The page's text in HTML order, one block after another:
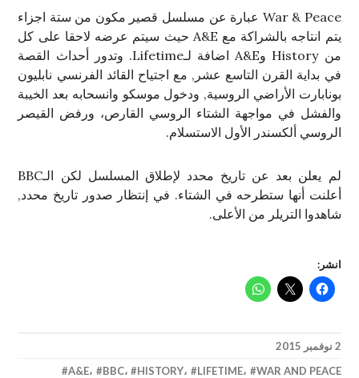
War & Peace عبارة عن مسلسل قصير مكون من ستة اجزاء
يتم انتاجه بالشراكة مع A&E حيث سيتم عرضه لاحقا على كل
من History وA&E اضافة لـLifetime. وتدور أحداث القصة
في بداية القرن التاسع عشر, مع اجتياح القائد الفرنسي نابليون
بونابارت الأراضي الروسية, ودخول موسكو وانسحابه بعد الخيبة
والفشل في مواجهة الشتاء الروسي القارص، ورفض القيصر
الروسي ألكسندر الأول الاستسلام.
لم يعلن بعد عن تاريخ محدد لإطلاق المسلسل لكن الـBBC
أعلنت أنها ستطرحه في الشتاء. في إنتظار صدور تاريخ محدد,
شاهدوا التريلر من الأعلى.
انشر:
2 نوفمبر 2015
A&E، BBC، HISTORY، LIFETIME، WAR AND PEACE